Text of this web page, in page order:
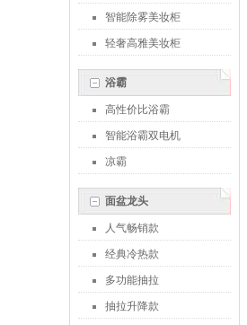
智能除雾美妆柜
轻奢高雅美妆柜
浴霸
高性价比浴霸
智能浴霸双电机
凉霸
面盆龙头
人气畅销款
经典冷热款
多功能抽拉
抽拉升降款